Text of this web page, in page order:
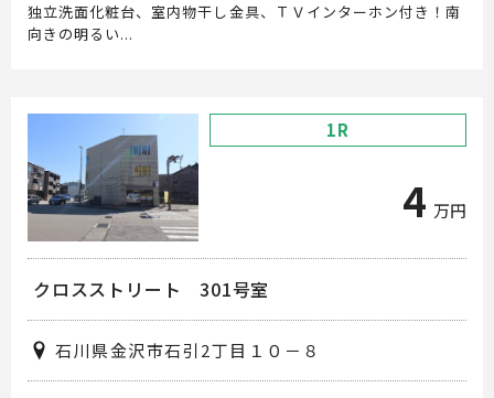
独立洗面化粧台、室内物干し金具、ＴＶインターホン付き！南
向きの明るい...
1R
4 万円
クロスストリート 301号室
石川県金沢市石引2丁目１０－８